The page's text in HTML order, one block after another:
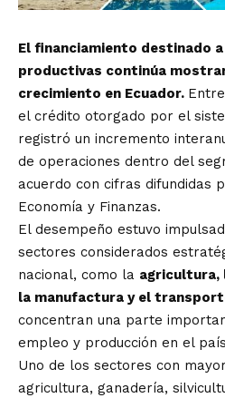
El financiamiento destinado
productivas continúa
crecimiento en Ecuador.
el crédito otorgado por el
registró un incremento
de operaciones dentro del
acuerdo con cifras difundidas
Economía y Finanzas.
El desempeño estuvo
sectores considerados
nacional, como la agricultura,
la manufactura y el
concentran una parte
empleo y producción en el
Uno de los sectores con
agricultura, ganadería,